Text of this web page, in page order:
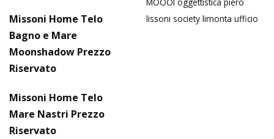
Missoni Home Telo
Bagno e Mare
Moonshadow Prezzo
Riservato
Missoni Home Telo
Mare Nastri Prezzo
Riservato
lissoni society limonta ufficio